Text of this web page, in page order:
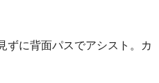
ずに背面パスでアシスト。カ